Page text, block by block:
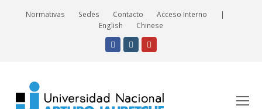
Normativas Sedes Contacto Acceso Interno
|
English
Chinese
FacebookInstagram